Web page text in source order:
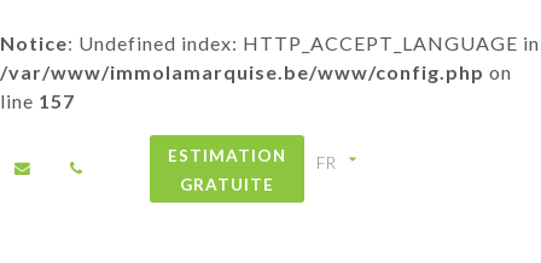
Notice: Undefined index: HTTP_ACCEPT_LANGUAGE in
/var/www/immolamarquise.be/www/config.php on
line 157
ESTIMATION
GRATUITE